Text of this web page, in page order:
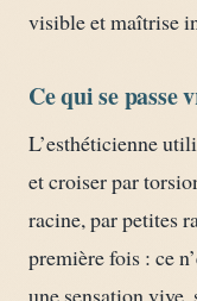
visible et maîtrise
Ce qui se passe
L’esthéticienne
et croiser par
racine, par petites
première fois : ce